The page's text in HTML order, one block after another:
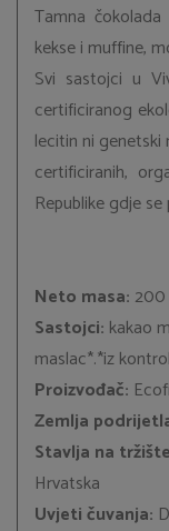
Tamna
kekse i muffine,
Svi sastojci u
certificiranog
lecitin ni
certificiranih,
Republike gdje
Neto masa:
Sastojci: kakao
maslac*.*iz
Proizvođač:
Zemlja
Stavlja na
Hrvatska
Uvjeti čuvanja: